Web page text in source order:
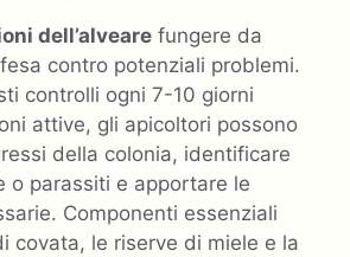
dell’alveare fungere da
contro potenziali problemi.
controlli ogni 7-10 giorni
attive, gli apicoltori possono
della colonia, identificare
o parassiti e apportare le
Componenti essenziali
covata, le riserve di miele e la